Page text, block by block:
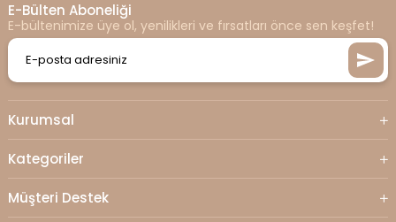
Kurumsal
Kategoriler
Müşteri Destek
E-Bülten Aboneliği
E-bültenimize üye ol, yenilikleri ve fırsatları önce sen keşfet!